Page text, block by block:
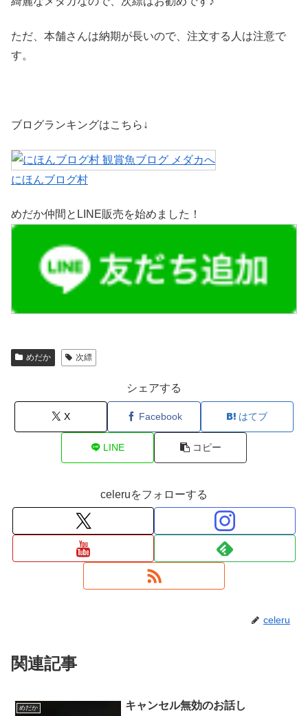
ただ、本舗さんは納期が長いので、注文する人は注意で
す。
ブログランキングはこちら↓
にほんブログ村
めだか仲間とLINE販売を始めました！
めだか 次縹
シェアする
X Facebook はてブ
LINE コピー
celeruをフォローする
celeru
関連記事
めだか キャンセル無効のお話し